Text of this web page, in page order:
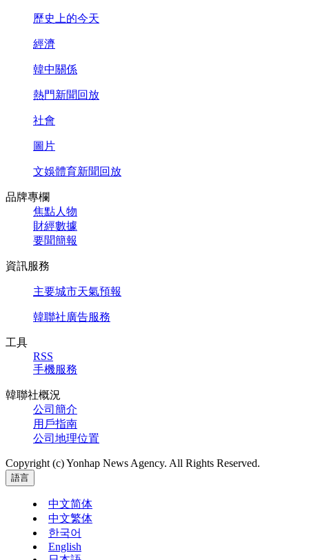
歷史上的今天
經濟
韓中關係
熱門新聞回放
社會
圖片
文娛體育新聞回放
品牌專欄
焦點人物
財經數據
要聞簡報
資訊服務
主要城市天氣預報
韓聯社廣告服務
工具
RSS
手機服務
韓聯社概況
公司簡介
用戶指南
公司地理位置
Copyright (c) Yonhap News Agency. All Rights Reserved.
語言
中文简体
中文繁体
한국어
English